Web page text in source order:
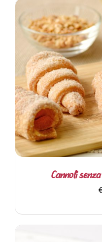
AGGIUNGI AL
Cannoli